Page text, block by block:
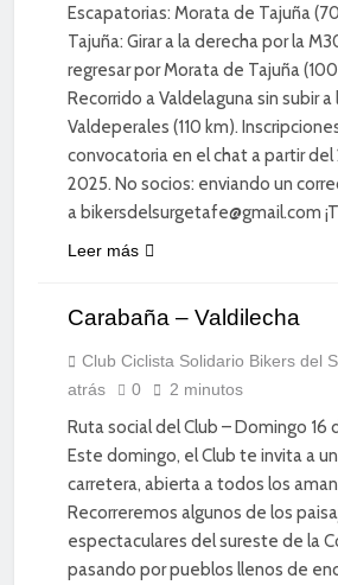
Escapatorias: Morata de Tajuña
Tajuña: Girar a la derecha por la
regresar por Morata de Tajuña
Recorrido a Valdelaguna sin subir
Valdeperales (110 km).
convocatoria en el chat a partir
2025. No socios: enviando un
a bikersdelsurgetafe@gmail.com
Leer más
CICLISMO
DEPORTE
DIVERSIÓN
SOCIAL
Carabaña – Valdilecha
Club Ciclista Solidario Bikers del
atrás
0 2 minutos
Ruta social del Club – Domingo
Este domingo, el Club te invita a
carretera, abierta a todos los
Recorreremos algunos de los
espectaculares del sureste de la
pasando por pueblos llenos de